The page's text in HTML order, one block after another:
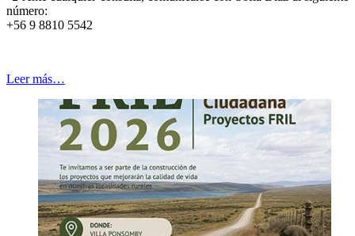
número:
+56 9 8810 5542
Leer más…